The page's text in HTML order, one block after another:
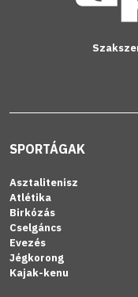
SPORTÁGAK
Asztalitenisz
Atlétika
Birkózás
Cselgáncs
Evezés
Jégkorong
Kajak-kenu